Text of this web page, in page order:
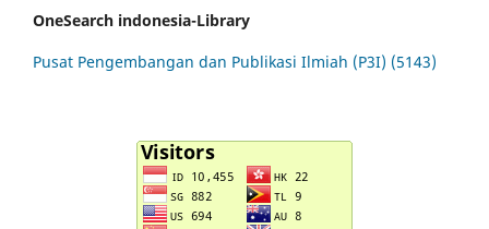
OneSearch indonesia-Library
Pusat Pengembangan dan Publikasi Ilmiah (P3I) (5143)